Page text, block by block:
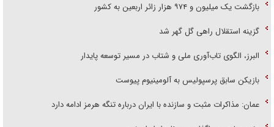
بازگشت یک میلیون و ۹۷۴ هزار زائر اربعین به کشور
گزینه استقلال راهی گل گهر شد
البرز، الگوی تاب‌آوری ملی و شتاب در مسیر توسعه پایدار
بازیکن سابق پرسپولیس به آلومینیوم پیوست
عمان: مذاکرات مثبت و سازنده با ایران درباره تنگه هرمز ادامه دارد